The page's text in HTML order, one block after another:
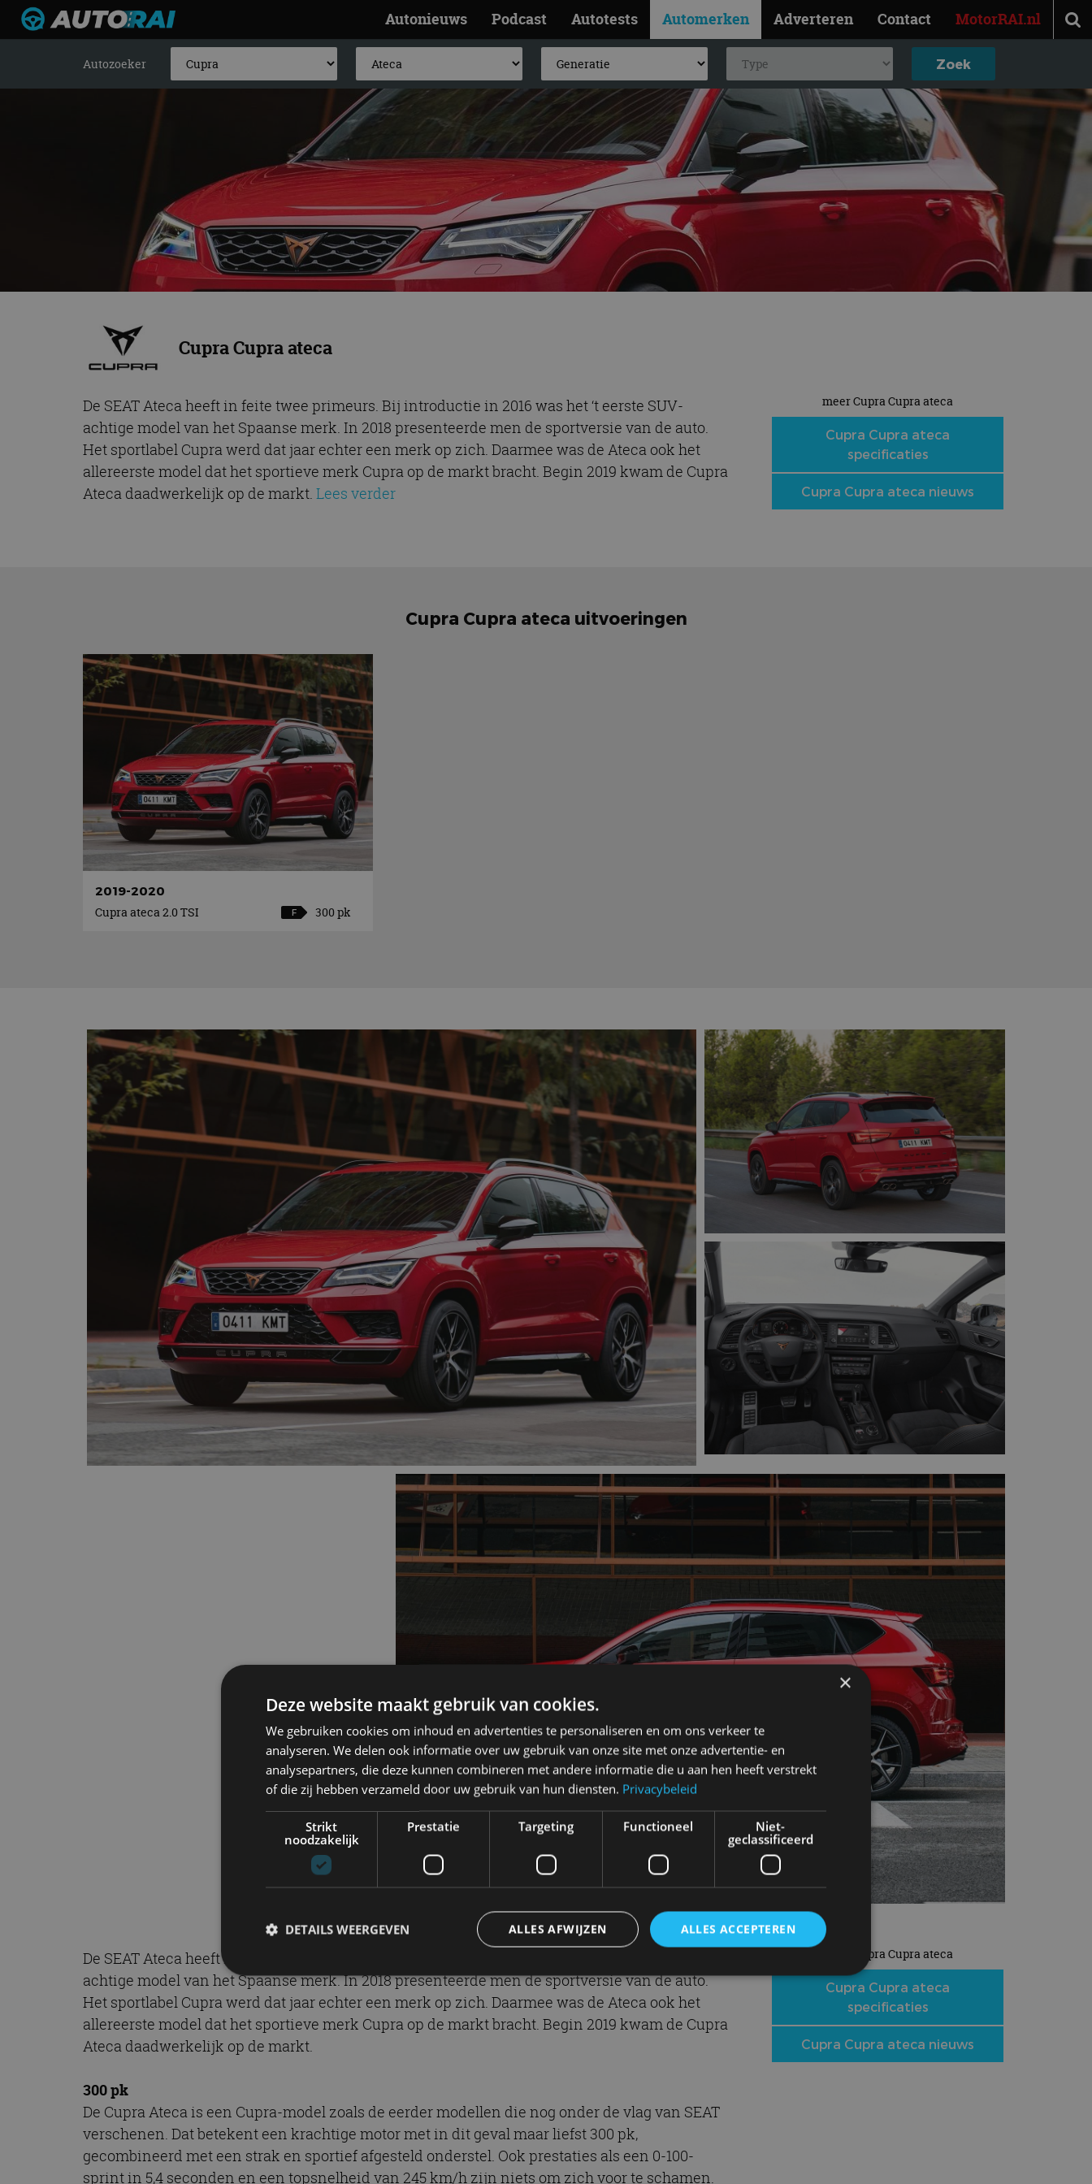
Autonieuws Podcast Autotests Automerken Adverteren Contact MotorRAI.nl
Autozoeker
Cupra Cupra ateca
De SEAT Ateca heeft in feite twee primeurs. Bij introductie in 2016 was het ‘t eerste SUV-
achtige model van het Spaanse merk. In 2018 presenteerde men de sportversie van de auto.
Het sportlabel Cupra werd dat jaar echter een merk op zich. Daarmee was de Ateca ook het
allereerste model dat het sportieve merk Cupra op de markt bracht. Begin 2019 kwam de Cupra
Ateca daadwerkelijk op de markt. Lees verder
meer Cupra Cupra ateca
Cupra Cupra ateca
specificaties
Cupra Cupra ateca nieuws
Cupra Cupra ateca uitvoeringen
2019-2020
Cupra ateca 2.0 TSI F 300 pk
De SEAT Ateca heeft in feite twee primeurs. Bij introductie in 2016 was het ‘t eerste SUV-
achtige model van het Spaanse merk. In 2018 presenteerde men de sportversie van de auto.
Het sportlabel Cupra werd dat jaar echter een merk op zich. Daarmee was de Ateca ook het
allereerste model dat het sportieve merk Cupra op de markt bracht. Begin 2019 kwam de Cupra
Ateca daadwerkelijk op de markt.
300 pk
De Cupra Ateca is een Cupra-model zoals de eerder modellen die nog onder de vlag van SEAT
verschenen. Dat betekent een krachtige motor met in dit geval maar liefst 300 pk,
gecombineerd met een strak en sportief afgesteld onderstel. Ook prestaties als een 0-100-
sprint in 5,4 seconden en een topsnelheid van 245 km/h zijn niets om zich voor te schamen.
meer Cupra Cupra ateca
Cupra Cupra ateca
specificaties
Cupra Cupra ateca nieuws
×
Deze website maakt gebruik van cookies.
We gebruiken cookies om inhoud en advertenties te personaliseren en om ons verkeer te
analyseren. We delen ook informatie over uw gebruik van onze site met onze advertentie- en
analysepartners, die deze kunnen combineren met andere informatie die u aan hen heeft verstrekt
of die zij hebben verzameld door uw gebruik van hun diensten. Privacybeleid
Strikt
noodzakelijk
Prestatie Targeting Functioneel
Niet-
geclassificeerd
ALLES ACCEPTEREN
ALLES AFWIJZEN
DETAILS WEERGEVEN
Strikt noodzakelijk Prestatie Targeting Functioneel Niet-geclassificeerd
Strikt noodzakelijke cookies maken de kernfunctionaliteiten van de website mogelijk, zoals gebruikersaanmelding en
accountbeheer. De website kan niet goed worden gebruikt zonder de strikt noodzakelijke cookies.
cf_clearance
Cloudflare,
.autorai.nl
1 jaar
Deze cookie wordt gebruikt door de CloudFlare-service om
vertrouwd webverkeer te identificeren en alle
beveiligingsbeperkingen op basis van het IP-adres van de bezoeker
te omzeilen. Het is essentieel voor het ondersteunen van de
veiligheid van een website functies en in het bieden van
bescherming tegen kwaadaardige bezoekers.